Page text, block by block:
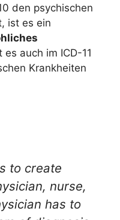
den psychischen
ist es ein
auch im ICD-11
Krankheiten
to create
nurse,
has to